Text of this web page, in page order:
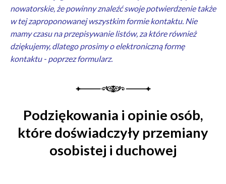
nowatorskie, że powinny znaleźć swoje potwierdzenie także
w tej zaproponowanej wszystkim formie kontaktu. Nie
mamy czasu na przepisywanie listów, za które również
dziękujemy, dlatego prosimy o elektroniczną formę
kontaktu - poprzez formularz.
Podziękowania i opinie osób,
które doświadczyły przemiany
osobistej i duchowej